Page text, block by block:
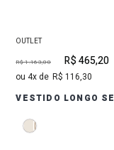
OUTLET
R$ 1.163,00 R$465,20
4 R$ 116,30
VESTIDO LONGO